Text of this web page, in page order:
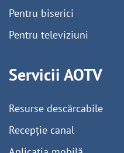
Pentru biserici
Pentru televiziuni
Servicii AOTV
Resurse descărcabile
Recepție canal